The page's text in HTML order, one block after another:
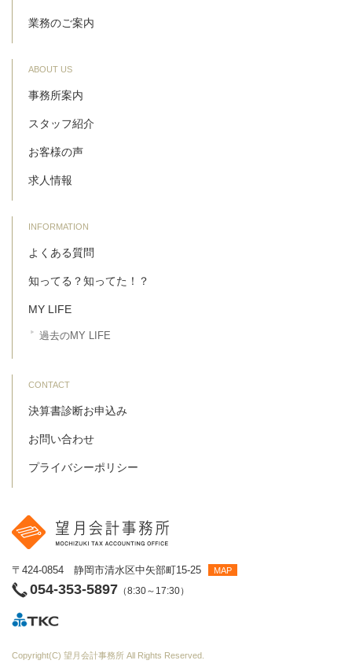
業務のご案内
ABOUT US
事務所案内
スタッフ紹介
お客様の声
求人情報
INFORMATION
よくある質問
知ってる？知ってた！？
MY LIFE
過去のMY LIFE
CONTACT
決算書診断お申込み
お問い合わせ
プライバシーポリシー
〒424-0854 静岡市清水区中矢部町15-25 MAP
054-353-5897 （8:30～17:30）
Copyright(C) 望月会計事務所 All Rights Reserved.